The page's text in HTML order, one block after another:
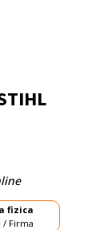
fizica
/ Firma